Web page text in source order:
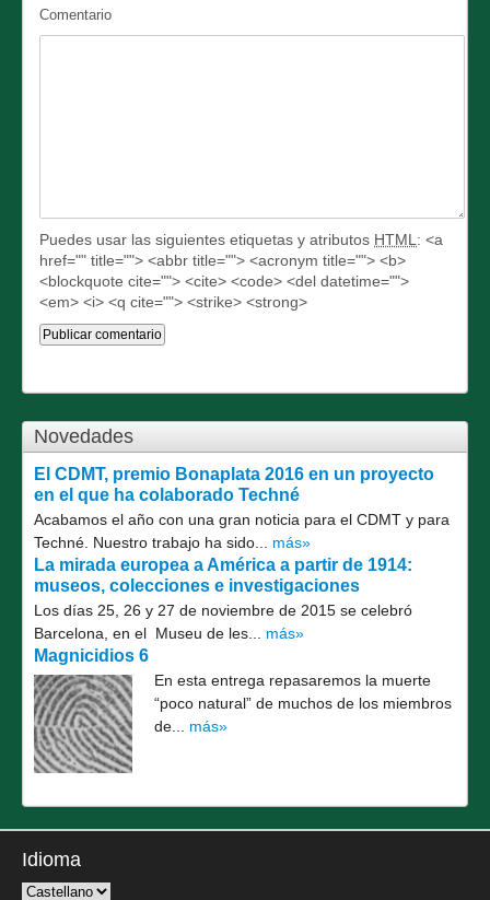
Comentario
Puedes usar las siguientes etiquetas y atributos HTML : <a
href="" title=""> <abbr title=""> <acronym title=""> <b>
<blockquote cite=""> <cite> <code> <del datetime="">
<em> <i> <q cite=""> <strike> <strong>
Novedades
El CDMT, premio Bonaplata 2016 en un proyecto
en el que ha colaborado Techné
Acabamos el año con una gran noticia para el CDMT y para
Techné. Nuestro trabajo ha sido... más»
La mirada europea a América a partir de 1914:
museos, colecciones e investigaciones
Los días 25, 26 y 27 de noviembre de 2015 se celebró
Barcelona, en el Museu de les... más»
Magnicidios 6
En esta entrega repasaremos la muerte
“poco natural” de muchos de los miembros
de... más»
Idioma